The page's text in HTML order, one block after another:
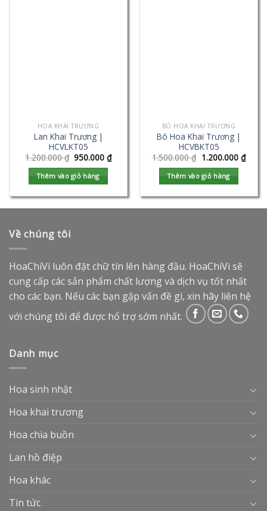
HOA KHAI TRƯƠNG
Lan Khai Trương |
HCVLKT05
1.200.000₫ 950.000₫
Thêm vào giỏ hàng
BÓ HOA KHAI TRƯƠNG
Bó Hoa Khai Trương |
HCVBKT05
1.500.000₫ 1.200.000 ₫
Thêm vào giỏ hàng
Về chúng tôi
HoaChiVi luôn đặt chữ tín lên hàng đầu. HoaChiVi sẽ
cung cấp các sản phẩm chất lượng và dịch vụ tốt nhất
cho các bạn. Nếu các bạn gặp vấn đề gì, xin hãy liên hệ
với chúng tôi để được hổ trợ sớm nhất.
Danh mục
Hoa sinh nhật
Hoa khai trương
Hoa chia buồn
Lan hồ điệp
Hoa khác
Tin tức